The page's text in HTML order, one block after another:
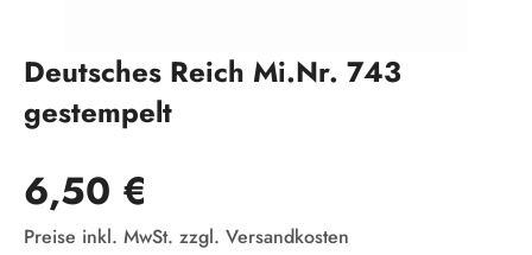
Deutsches Reich Mi.Nr. 743
gestempelt
Regulärer Preis:
6,50 €
Preise inkl. MwSt. zzgl. Versandkosten